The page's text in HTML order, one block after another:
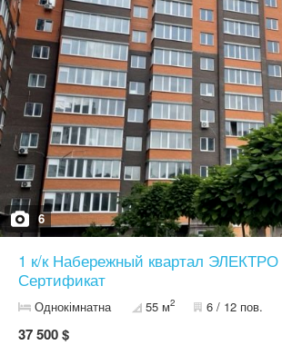
6
1 к/к Набережный квартал
Сертификат
Однокімнатна 55 м2 6 / 12 пов.
37 500 $